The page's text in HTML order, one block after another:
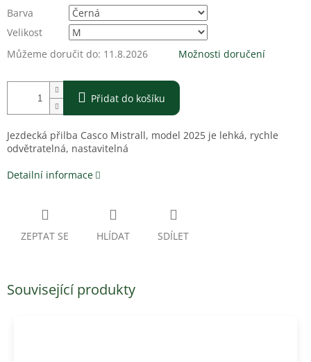
Barva
Velikost
Můžeme doručit do: 11.8.2026 Možnosti doručení
Přidat do košíku
Jezdecká přilba Casco Mistrall, model 2025 je lehká, rychle
odvětratelná, nastavitelná
Detailní informace
ZEPTAT SE HLÍDAT SDÍLET
Související produkty